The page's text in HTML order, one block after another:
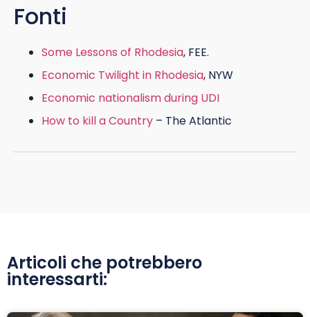
Fonti
Some Lessons of Rhodesia, FEE.
Economic Twilight in Rhodesia, NYW
Economic nationalism during UDI
How to kill a Country – The Atlantic
Articoli che potrebbero
interessarti: